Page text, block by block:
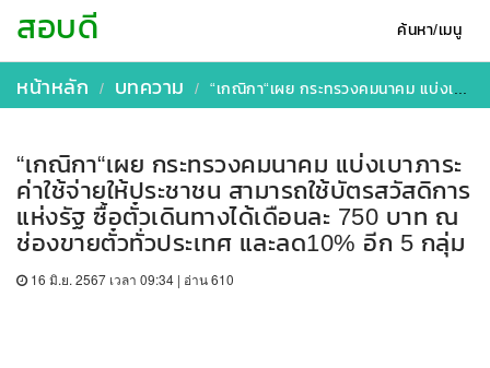
ค้นหา/เมนู
สอบดี
หน้าหลัก บทความ “เกณิกา“เผย กระทรวงคมนาคม แบ่งเบาภาระค่าใช้จ่ายให้ประชาชน สามารถใช้บัตรสวัสดิการแห่งรัฐ ซื้อตั๋วเดินทางได้เดือนละ 750 บาท ณ ช่องขายตั๋วทั่วประเทศ และลด10% อีก 5 กลุ่ม
“เกณิกา“เผย กระทรวงคมนาคม แบ่งเบาภาระ
ค่าใช้จ่ายให้ประชาชน สามารถใช้บัตรสวัสดิการ
แห่งรัฐ ซื้อตั๋วเดินทางได้เดือนละ 750 บาท ณ
ช่องขายตั๋วทั่วประเทศ และลด10% อีก 5 กลุ่ม
16 มิ.ย. 2567 เวลา 09:34 | อ่าน 610